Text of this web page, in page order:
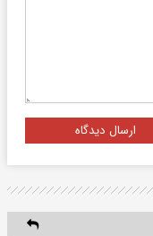
ارسال دیدگاه